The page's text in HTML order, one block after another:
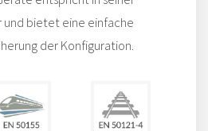
und bietet eine einfache
der Konfiguration.